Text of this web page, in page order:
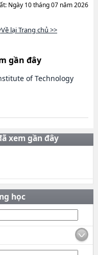
Ngày 10 tháng 07 năm 2026
lại Trang chủ >>
gần đây
of Technology
xem gần đây
học